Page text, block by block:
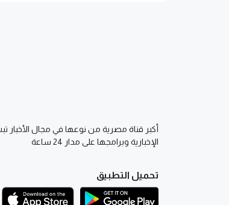
أكبر قناة مصرية من نوعها في مجال الأخبار
الإخبارية وبرامجها على مدار 24 ساعة
تحميل التطبيق